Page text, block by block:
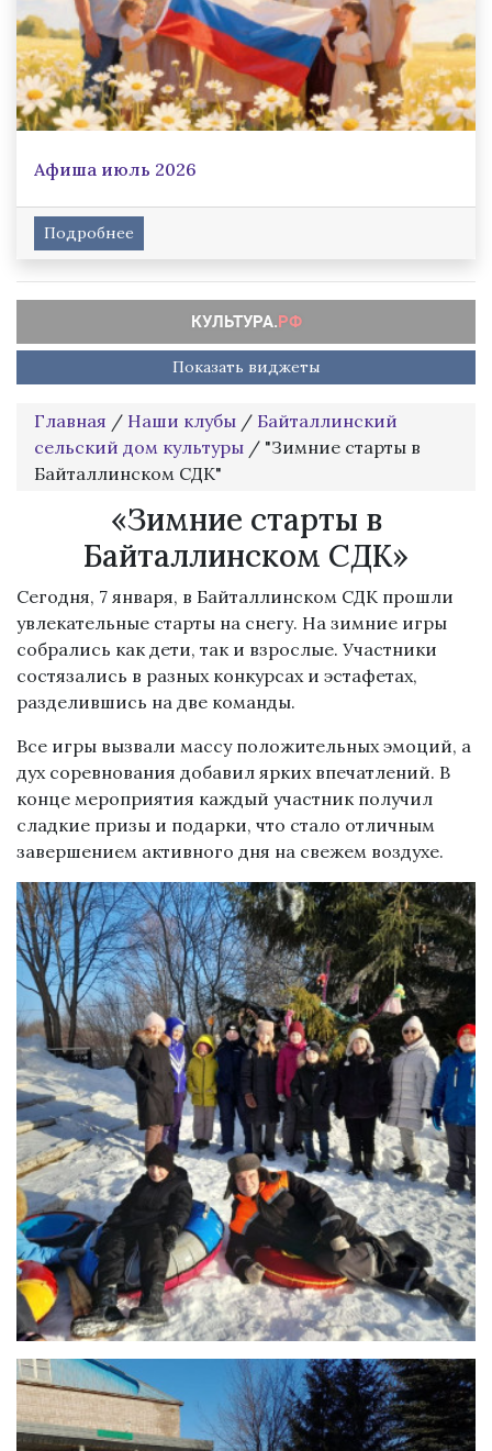
Афиша июль 2026
Подробнее
Показать виджеты
Главная / Наши клубы / Байталлинский
сельский дом культуры / "Зимние старты в
Байталлинском СДК"
«Зимние старты в
Байталлинском СДК»
Сегодня, 7 января, в Байталлинском СДК прошли
увлекательные старты на снегу. На зимние игры
собрались как дети, так и взрослые. Участники
состязались в разных конкурсах и эстафетах,
разделившись на две команды.
Все игры вызвали массу положительных эмоций, а
дух соревнования добавил ярких впечатлений. В
конце мероприятия каждый участник получил
сладкие призы и подарки, что стало отличным
завершением активного дня на свежем воздухе.